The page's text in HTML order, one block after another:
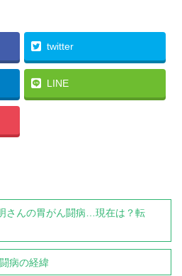
twitter
LINE
さんの胃がん闘病…現在は？転
病の経緯